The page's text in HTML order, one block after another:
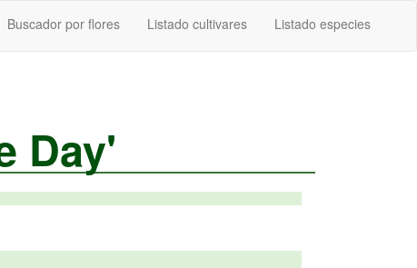
Listado especies
Listado cultivares
Buscador por flores
Day'